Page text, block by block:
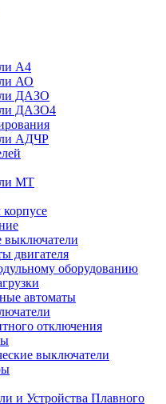
А4
АО
ДАЗО
ДАЗО4
АДЧР
МТ
выключатели
двигателя
оборудованию
автоматы
отключения
выключатели